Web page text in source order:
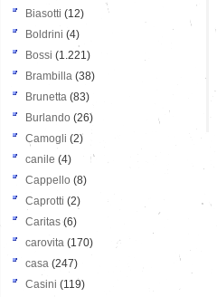
Biasotti (12)
Boldrini (4)
Bossi (1.221)
Brambilla (38)
Brunetta (83)
Burlando (26)
Camogli (2)
canile (4)
Cappello (8)
Caprotti (2)
Caritas (6)
carovita (170)
casa (247)
Casini (119)